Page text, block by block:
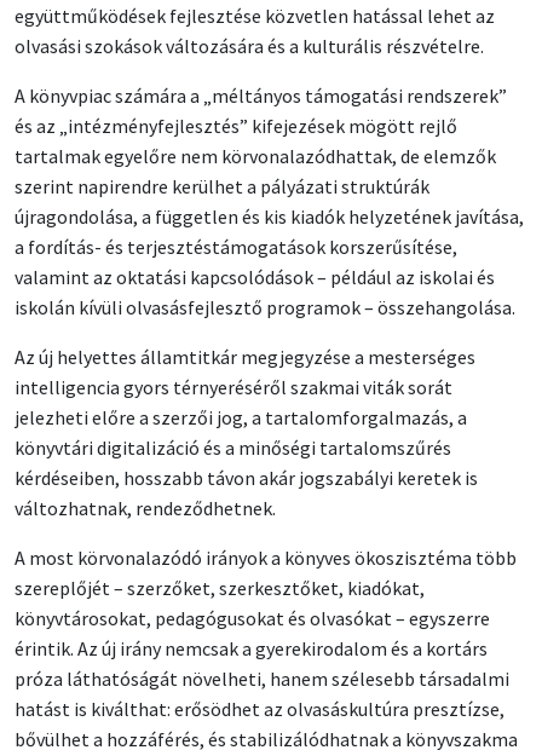
együttműködések fejlesztése közvetlen hatással lehet az
olvasási szokások változására és a kulturális részvételre.
A könyvpiac számára a „méltányos támogatási rendszerek”
és az „intézményfejlesztés” kifejezések mögött rejlő
tartalmak egyelőre nem körvonalazódhattak, de elemzők
szerint napirendre kerülhet a pályázati struktúrák
újragondolása, a független és kis kiadók helyzetének javítása,
a fordítás- és terjesztéstámogatások korszerűsítése,
valamint az oktatási kapcsolódások – például az iskolai és
iskolán kívüli olvasásfejlesztő programok – összehangolása.
Az új helyettes államtitkár megjegyzése a mesterséges
intelligencia gyors térnyeréséről szakmai viták sorát
jelezheti előre a szerzői jog, a tartalomforgalmazás, a
könyvtári digitalizáció és a minőségi tartalomszűrés
kérdéseiben, hosszabb távon akár jogszabályi keretek is
változhatnak, rendeződhetnek.
A most körvonalazódó irányok a könyves ökoszisztéma több
szereplőjét – szerzőket, szerkesztőket, kiadókat,
könyvtárosokat, pedagógusokat és olvasókat – egyszerre
érintik. Az új irány nemcsak a gyerekirodalom és a kortárs
próza láthatóságát növelheti, hanem szélesebb társadalmi
hatást is kiválthat: erősödhet az olvasáskultúra presztízse,
bővülhet a hozzáférés, és stabilizálódhatnak a könyvszakma